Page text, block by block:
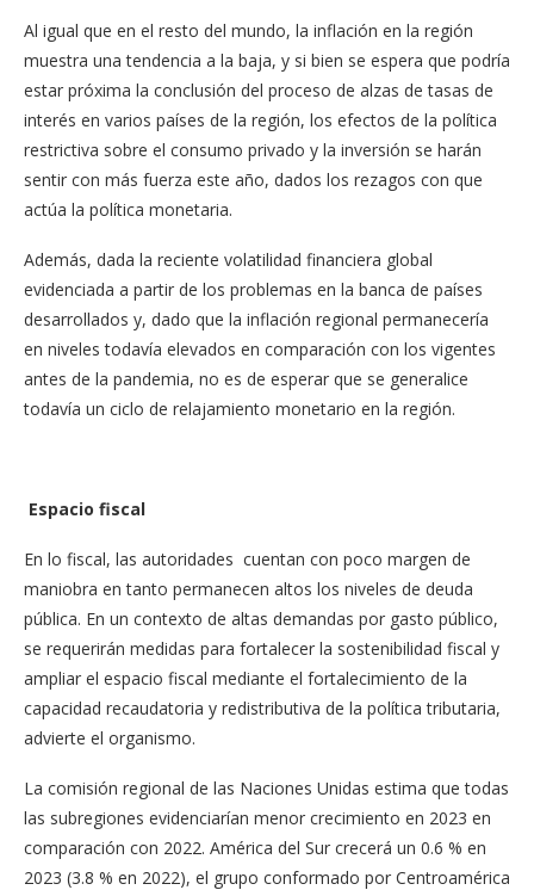
Al igual que en el resto del mundo, la inflación en la región
muestra una tendencia a la baja, y si bien se espera que podría
estar próxima la conclusión del proceso de alzas de tasas de
interés en varios países de la región, los efectos de la política
restrictiva sobre el consumo privado y la inversión se harán
sentir con más fuerza este año, dados los rezagos con que
actúa la política monetaria.
Además, dada la reciente volatilidad financiera global
evidenciada a partir de los problemas en la banca de países
desarrollados y, dado que la inflación regional permanecería
en niveles todavía elevados en comparación con los vigentes
antes de la pandemia, no es de esperar que se generalice
todavía un ciclo de relajamiento monetario en la región.
Espacio fiscal
En lo fiscal, las autoridades cuentan con poco margen de
maniobra en tanto permanecen altos los niveles de deuda
pública. En un contexto de altas demandas por gasto público,
se requerirán medidas para fortalecer la sostenibilidad fiscal y
ampliar el espacio fiscal mediante el fortalecimiento de la
capacidad recaudatoria y redistributiva de la política tributaria,
advierte el organismo.
La comisión regional de las Naciones Unidas estima que todas
las subregiones evidenciarían menor crecimiento en 2023 en
comparación con 2022. América del Sur crecerá un 0.6 % en
2023 (3.8 % en 2022), el grupo conformado por Centroamérica